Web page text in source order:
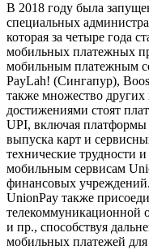
В 2018 году была
специальных
которая за четыре года
мобильных платежных
мобильным платежным
PayLah! (Сингапур),
также множество
достижениями стоят
UPI, включая платформы
выпуска карт и
технические трудности
мобильным сервисам
финансовых
UnionPay также
телекоммуникационной
и пр., способствуя
мобильных платежей